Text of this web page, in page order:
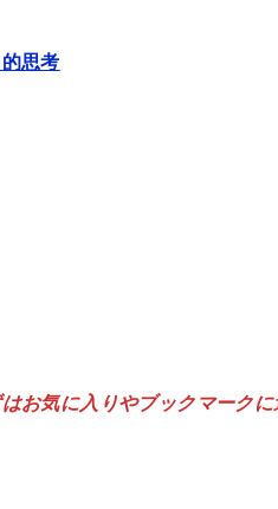
思考
お気に入りやブックマークに